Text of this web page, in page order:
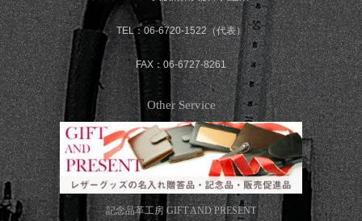
TEL：06-6720-1522（代表）
FAX：06-6727-8261
Other Service
記念品革工房 GIFT AND PRESENT